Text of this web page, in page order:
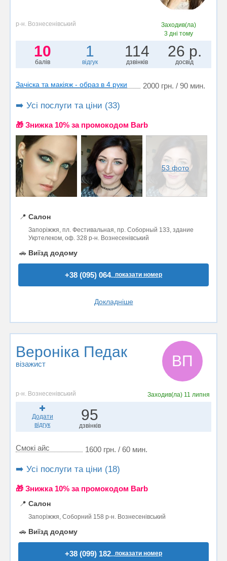
р-н. Вознесенівський
Заходив(ла)
3 дні тому
10
балів
1
відгук
114
дзвінків
26 р.
досвід
Зачіска та макіяж - образ в 4 руки 2000 грн. / 90 мин.
➡️ Усі послуги та ціни (33)
🎁 Знижка 10% за промокодом Barb
53 фото
📍 Салон
Запоріжжя, пл. Фестивальная, пр. Соборный 133, здание
Укртелеком, оф. 328 р-н. Вознесенівський
🚗 Виїзд додому
+38 (095) 064..показати номер
Докладніше
Вероніка Педак
візажист ВП
р-н. Вознесенівський Заходив(ла) 11 липня
Додати
відгук
95
дзвінків
Смокі айс 1600 грн. / 60 мин.
➡️ Усі послуги та ціни (18)
🎁 Знижка 10% за промокодом Barb
📍 Салон
Запоріжжя, Соборний 158 р-н. Вознесенівський
🚗 Виїзд додому
+38 (099) 182..показати номер